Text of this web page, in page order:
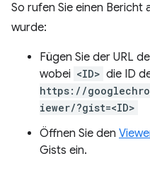
So rufen Sie einen
wurde:
Fügen Sie der URL
wobei <ID> die ID
https://
iewer/?gist=<ID>
Öffnen Sie den
Gists ein.